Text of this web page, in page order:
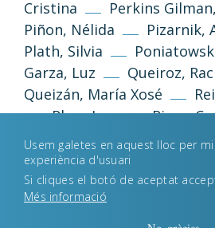
Cristina
Perkins
Piñon, Nélida
Pizarnik,
Plath, Silvia
Garza, Luz
Queiroz,
Queizán, María Xosé
Rhys, Jean
Riera,
Rodoreda, Mercè
Rodríguez, Eider
Romaní, Ana
Russell, Legacy
Saint-
Desenvolupament web
Usem galetes en aquest lloc per
experiència d'usuari
Si cliques el botó de aceptat
Més informació